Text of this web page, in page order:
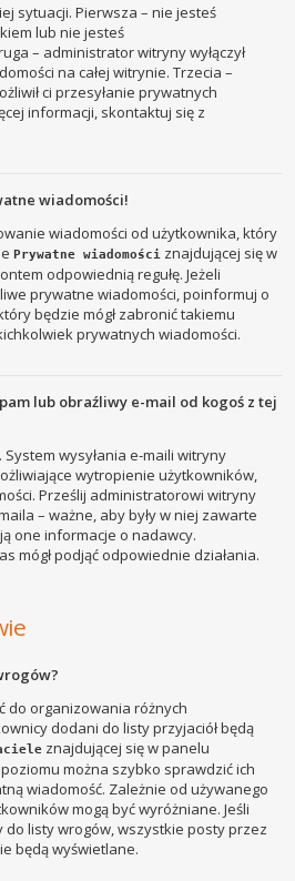
sytuacji. Pierwsza – nie jesteś
lub nie jesteś
– administrator witryny wyłączył
na całej witrynie. Trzecia –
ci przesyłanie prywatnych
informacji, skontaktuj się z
wiadomości!
wiadomości od użytkownika, który
Prywatne wiadomości znajdującej się w
odpowiednią regułę. Jeżeli
prywatne wiadomości, poinformuj o
będzie mógł zabronić takiemu
prywatnych wiadomości.
lub obraźliwy e-mail od kogoś z tej
wysyłania e-maili witryny
wytropienie użytkowników,
Prześlij administratorowi witryny
– ważne, aby były w niej zawarte
one informacje o nadawcy.
mógł podjąć odpowiednie działania.
do organizowania różnych
dodani do listy przyjaciół będą
znajdującej się w panelu
można szybko sprawdzić ich
wiadomość. Zależnie od używanego
mogą być wyróżniane. Jeśli
listy wrogów, wszystkie posty przez
będą wyświetlane.